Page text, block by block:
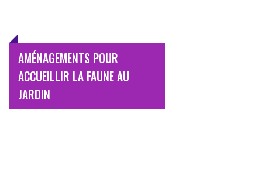
AMÉNAGEMENTS POUR
ACCUEILLIR LA FAUNE AU
JARDIN